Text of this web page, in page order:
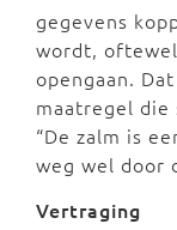
gegevens
wordt,
opengaan.
maatregel die
“De zalm is
weg wel door
Vertraging